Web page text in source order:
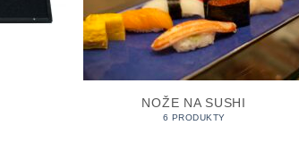
NOŽE NA SUSHI
6 PRODUKTY